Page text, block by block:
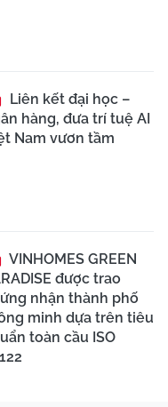
Liên kết đại học –
hàng, đưa trí tuệ AI
Nam vươn tầm
VINHOMES GREEN
được trao
nhận thành phố
minh dựa trên tiêu
toàn cầu ISO